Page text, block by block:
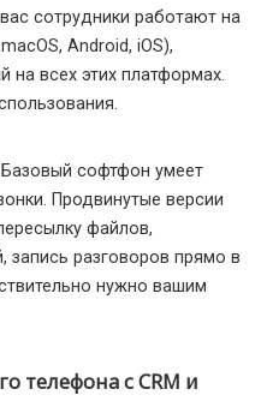
сотрудники работают на
Android, iOS),
на всех этих платформах.
Базовый софтфон умеет
Продвинутые версии
файлов,
запись разговоров прямо в
нужно вашим
телефона с CRM и